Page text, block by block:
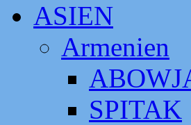
ASIEN
Armenien
SPITAK